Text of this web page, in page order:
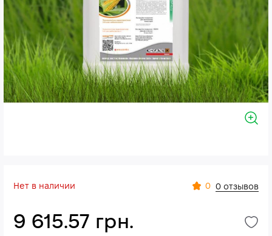
Нет в наличии 0 0 отзывов
9 615.57 грн.